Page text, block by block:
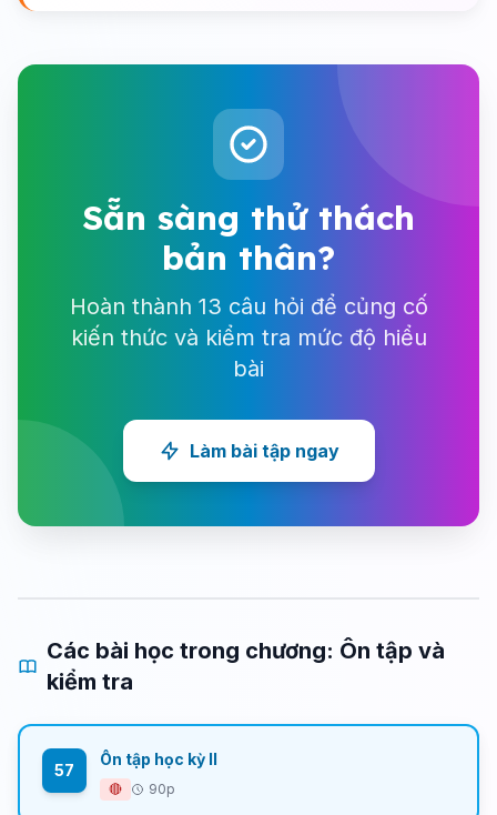
Sẵn sàng thử thách
bản thân?
Hoàn thành 13 câu hỏi để củng cố
kiến thức và kiểm tra mức độ hiểu
bài
Làm bài tập ngay
Các bài học trong chương: Ôn tập và
kiểm tra
57
Ôn tập học kỳ II
🔴 90p